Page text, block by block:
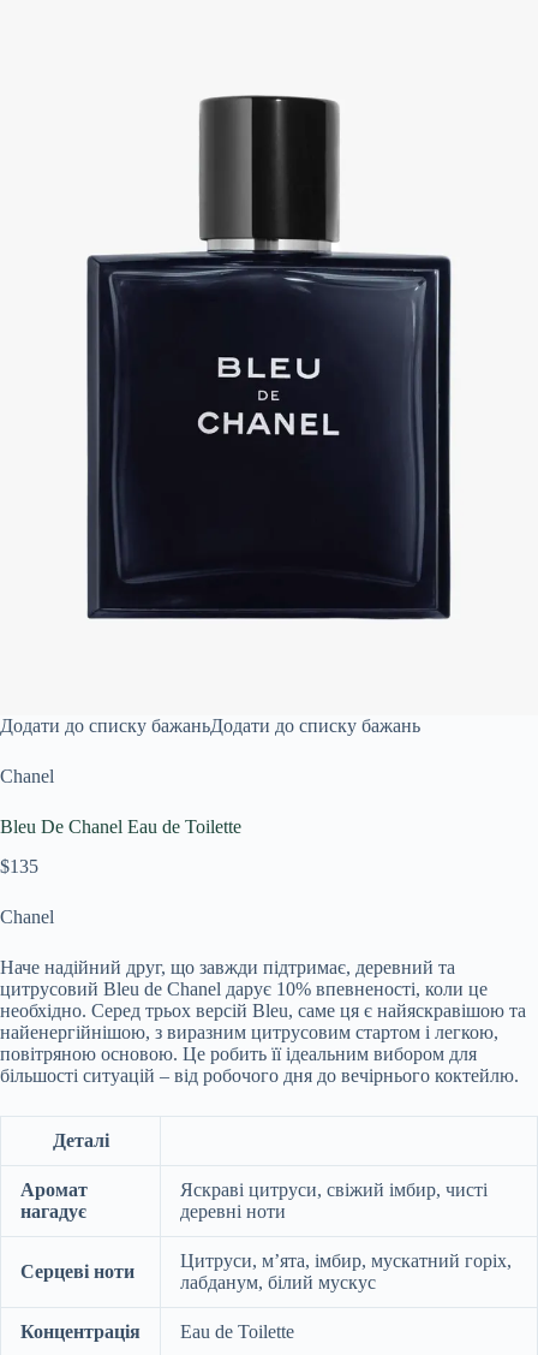
Додати до списку бажаньДодати до списку бажань
Chanel
Bleu De Chanel Eau de Toilette
$135
Chanel
Наче надійний друг, що завжди підтримає, деревний та
цитрусовий Bleu de Chanel дарує 10% впевненості, коли це
необхідно. Серед трьох версій Bleu, саме ця є найяскравішою та
найенергійнішою, з виразним цитрусовим стартом і легкою,
повітряною основою. Це робить її ідеальним вибором для
більшості ситуацій – від робочого дня до вечірнього коктейлю.
Деталі
Аромат
нагадує
Яскраві цитруси, свіжий імбир, чисті
деревні ноти
Серцеві ноти
Цитруси, м’ята, імбир, мускатний горіх,
лабданум, білий мускус
Концентрація
Eau de Toilette